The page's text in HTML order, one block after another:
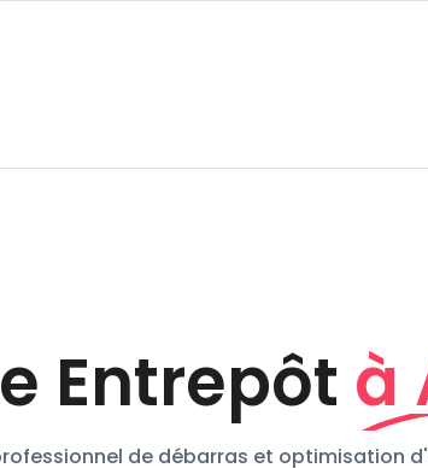
Entrepôt à
de débarras et optimisation